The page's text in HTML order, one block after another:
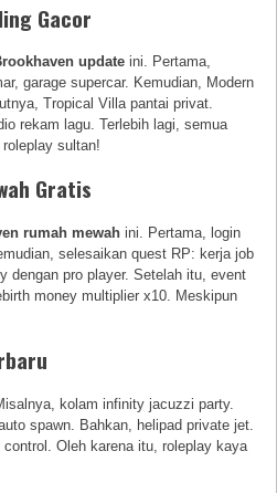
Gacor
update ini. Pertama,
garage supercar. Kemudian, Modern
Tropical Villa pantai privat.
rekam lagu. Terlebih lagi, semua
sultan!
Gratis
rumah mewah ini. Pertama, login
selesaikan quest RP: kerja job
dengan pro player. Setelah itu, event
money multiplier x10. Meskipun
kolam infinity jacuzzi party.
spawn. Bahkan, helipad private jet.
Oleh karena itu, roleplay kaya